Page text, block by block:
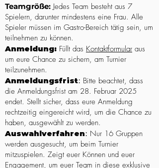
Teamgröße:Jedes Team besteht aus 7
Spielern, darunter mindestens eine Frau. Alle
Spieler müssen im Gastro-Bereich tätig sein, um
teilnehmen zu können.
Anmeldung: Füllt das Kontaktformular aus
um eure Chance zu sichern, am Turnier
teilzunehmen.
Anmeldungsfrist: Bitte beachtet, dass
die Anmeldungsfrist am 28. Februar 2025
endet. Stellt sicher, dass eure Anmeldung
rechtzeitig eingereicht wird, um die Chance zu
haben, ausgewählt zu werden.
Auswahlverfahren: Nur 16 Gruppen
werden ausgesucht, um beim Turnier
mitzuspielen. Zeigt euer Können und euer
Engagement, um euer Team in diese exklusive